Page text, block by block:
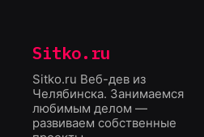
Sitko.ru
Sitko.ru Веб-дев из
Челябинска. Занимаемся
любимым делом —
развиваем собственные